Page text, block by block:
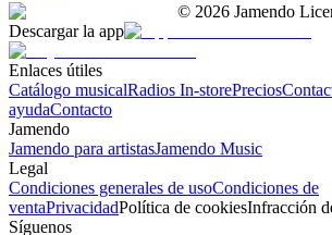
© 2026 Jamendo
Descargar la app
Enlaces útiles
Catálogo musicalRadios In-storePrecios
ayudaContacto
Jamendo
Jamendo para artistasJamendo Music
Legal
Condiciones generales de usoCondiciones de
ventaPrivacidadPolítica de cookiesInfracción
Síguenos